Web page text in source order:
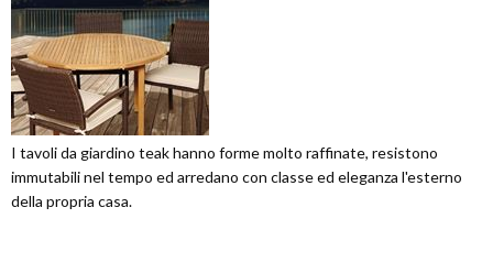
I tavoli da giardino teak hanno forme molto raffinate, resistono
immutabili nel tempo ed arredano con classe ed eleganza l'esterno
della propria casa.